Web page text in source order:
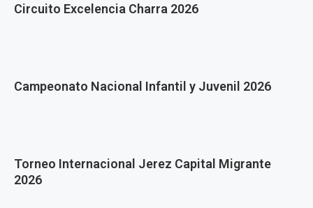
Circuito Excelencia Charra 2026
Campeonato Nacional Infantil y Juvenil 2026
Torneo Internacional Jerez Capital Migrante
2026